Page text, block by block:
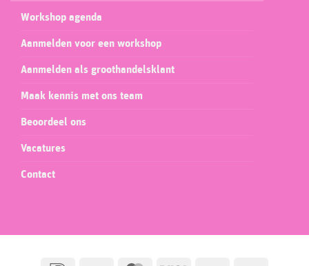
Workshop agenda
Aanmelden voor een workshop
Aanmelden als groothandelsklant
Maak kennis met ons team
Beoordeel ons
Vacatures
Contact